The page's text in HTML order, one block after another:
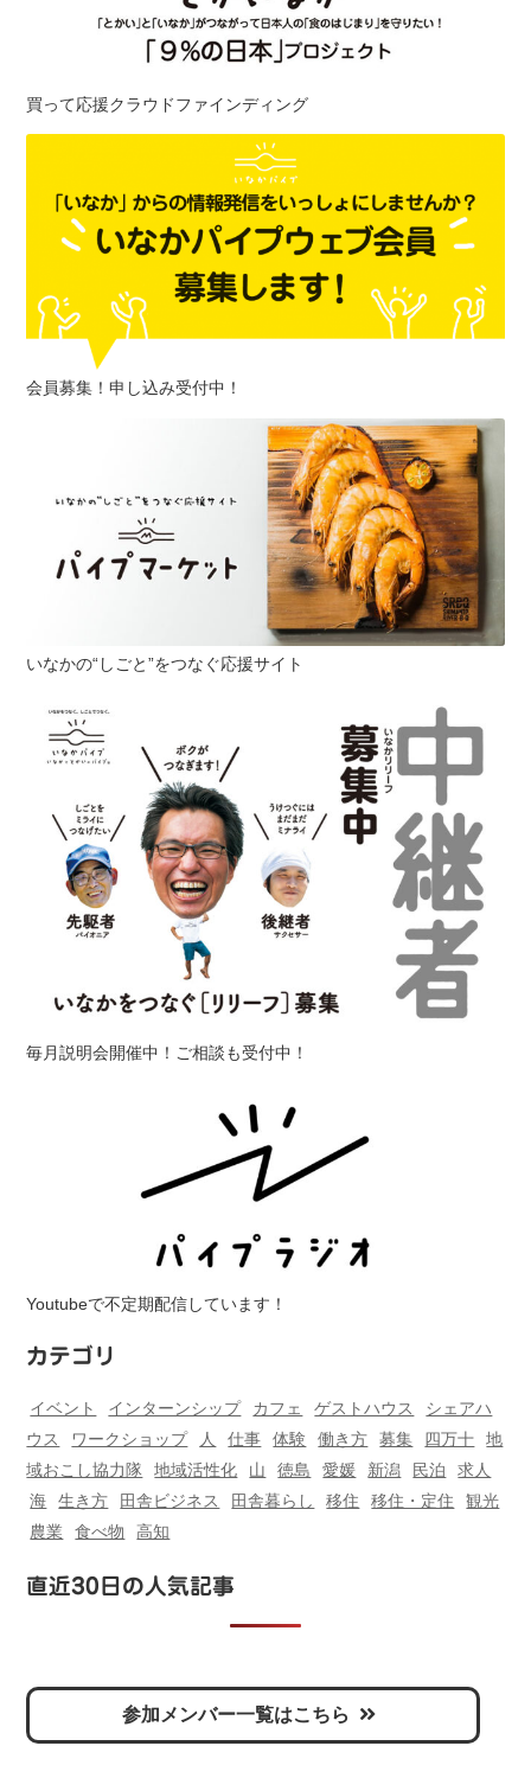
買って応援クラウドファインディング
会員募集！申し込み受付中！
いなかの“しごと”をつなぐ応援サイト
毎月説明会開催中！ご相談も受付中！
Youtubeで不定期配信しています！
カテゴリ
イベント インターンシップ カフェ ゲストハウス
シェアハ
ウス
ワークショップ 人 仕事 体験 働き方 募集 四万十
地
域おこし協力隊
地域活性化 山 徳島 愛媛 新潟 民泊
求人
海
生き方 田舎ビジネス 田舎暮らし 移住 移住・定住
観光
農業
食べ物 高知
直近30日の人気記事
参加メンバー一覧はこちら